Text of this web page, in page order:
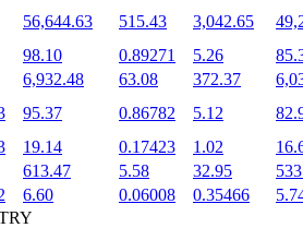
บการสนับสนุนจาก Crypto
56,644.63 515.43 3,042.65
98.10 0.89271 5.26
6,932.48 63.08 372.37
95.37 0.86782 5.12
19.14 0.17423 1.02
613.47 5.58 32.95
6.60 0.06008 0.35466